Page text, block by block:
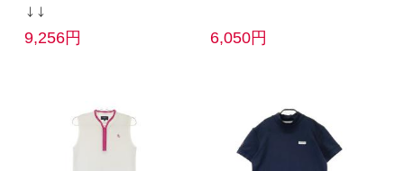
↓↓
9,256円 6,050円